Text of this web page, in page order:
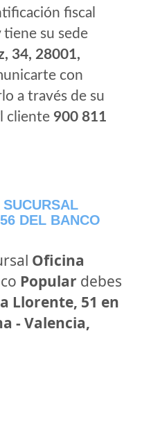
fiscal
tiene su sede
34, 28001,
con
a través de su
cliente 900 811
DEL BANCO
Oficina
Popular debes
Llorente, 51 en
- Valencia,